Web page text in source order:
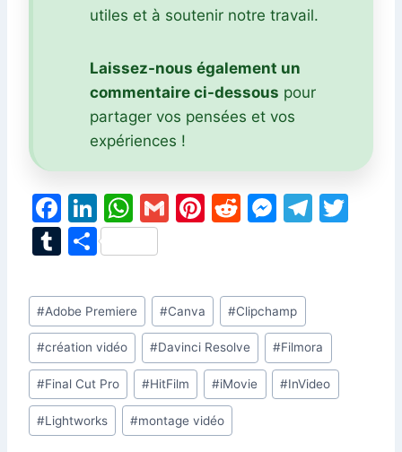
utiles et à soutenir notre travail.
Laissez-nous également un
commentaire ci-dessous pour
partager vos pensées et vos
expériences !
F
a
c
e
b
o
o
k
Li
n
k
e
dI
n
W
h
at
s
A
p
p
G
l
Pi
e
st
R
di
t
M
s
e
n
g
er
T
m
T
m
bl
r
P
ta
g
er
Étiquettes
de
la
publication :
#Adobe Premiere #Canva #Clipchamp
#création vidéo #Davinci Resolve #Filmora
#Final Cut Pro #HitFilm #iMovie #InVideo
#Lightworks #montage vidéo